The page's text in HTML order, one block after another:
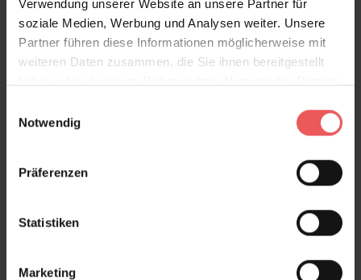
Verwendung unserer Website an unsere Partner für
soziale Medien, Werbung und Analysen weiter. Unsere
Partner führen diese Informationen möglicherweise mit
weiteren Daten zusammen, die Sie ihnen bereitgestellt
Notwendig
Präferenzen
Statistiken
Marketing